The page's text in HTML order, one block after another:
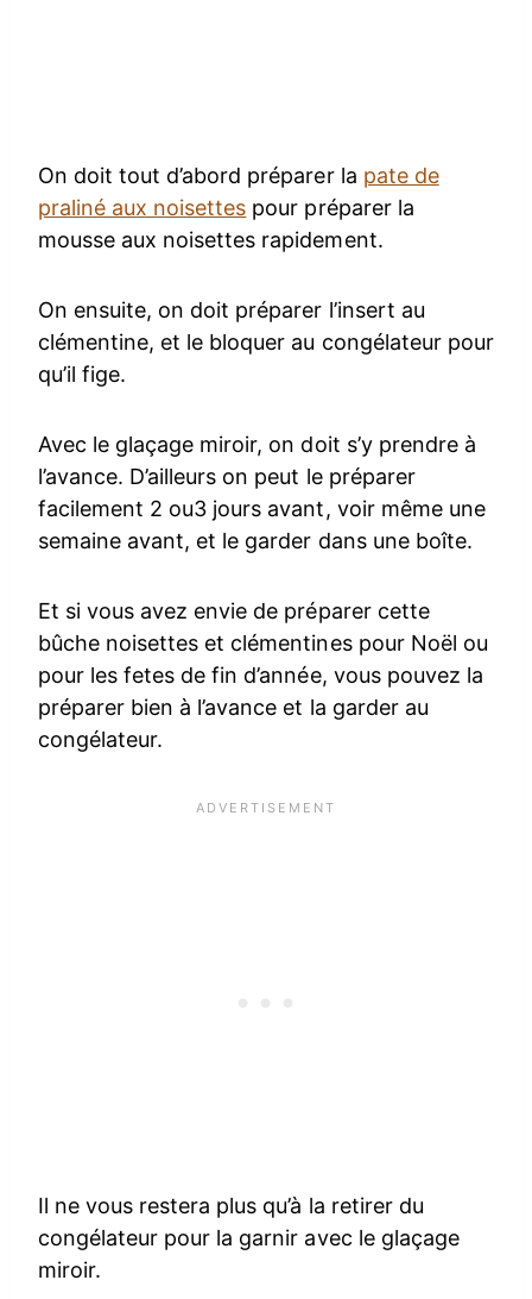
On doit tout d’abord préparer la pate de
praliné aux noisettes pour préparer la
mousse aux noisettes rapidement.
On ensuite, on doit préparer l’insert au
clémentine, et le bloquer au congélateur pour
qu’il fige.
Avec le glaçage miroir, on doit s’y prendre à
l’avance. D’ailleurs on peut le préparer
facilement 2 ou3 jours avant, voir même une
semaine avant, et le garder dans une boîte.
Et si vous avez envie de préparer cette
bûche noisettes et clémentines pour Noël ou
pour les fetes de fin d’année, vous pouvez la
préparer bien à l’avance et la garder au
congélateur.
Il ne vous restera plus qu’à la retirer du
congélateur pour la garnir avec le glaçage
miroir.